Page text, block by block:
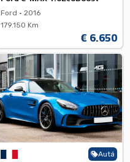
Ford • 2016
179.150 Km
€ 6.650
Autá